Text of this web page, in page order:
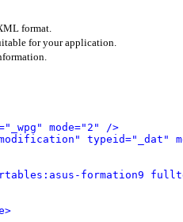
format.
for your application.
mode="2" />
typeid="_dat"
formation9